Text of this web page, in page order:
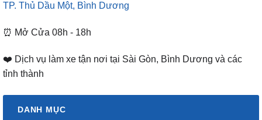
TP. Thủ Dầu Một, Bình Dương
⏰ Mở Cửa 08h - 18h
❤️ Dịch vụ làm xe tận nơi tại Sài Gòn, Bình Dương và các
tỉnh thành
DANH MỤC